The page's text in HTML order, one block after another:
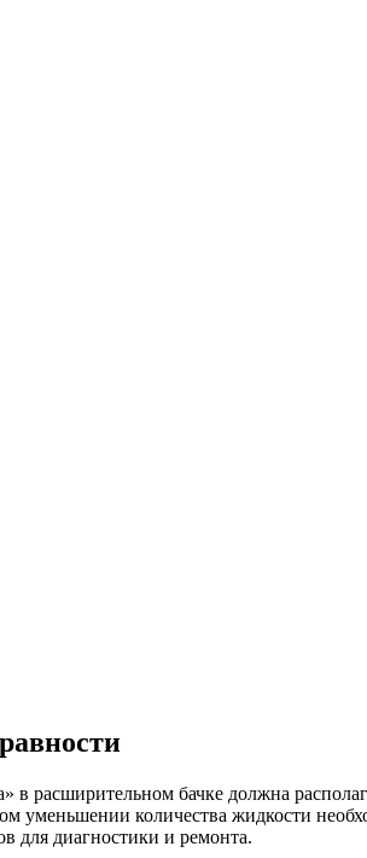
в расширительном бачке должна
уменьшении количества жидкости
для диагностики и ремонта.